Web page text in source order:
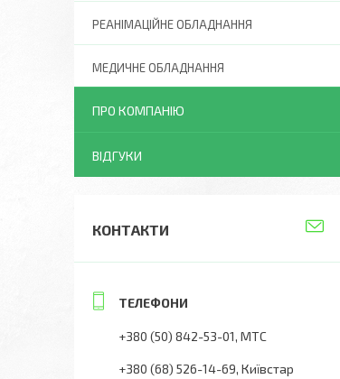
РЕАНІМАЦІЙНЕ ОБЛАДНАННЯ
МЕДИЧНЕ ОБЛАДНАННЯ
ПРО КОМПАНІЮ
ВІДГУКИ
КОНТАКТИ
+380 (50) 842-53-01 МТС
+380 (68) 526-14-69 Київстар